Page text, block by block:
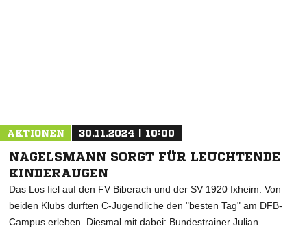
AKTIONEN 30.11.2024 | 10:00
NAGELSMANN SORGT FÜR LEUCHTENDE
KINDERAUGEN
Das Los fiel auf den FV Biberach und der SV 1920 Ixheim: Von
beiden Klubs durften C-Jugendliche den "besten Tag" am DFB-
Campus erleben. Diesmal mit dabei: Bundestrainer Julian